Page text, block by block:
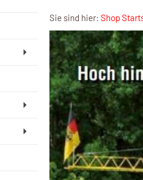
Sie sind hier: Shop